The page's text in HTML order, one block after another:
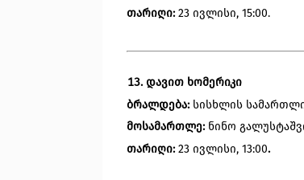
თარიღი: 23 ივლისი, 15:00.
დავით ხომერიკი
ბრალდება: სისხლის
მოსამართლე: ნინო
თარიღი: 23 ივლისი, 13:00.